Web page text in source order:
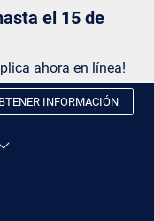
el 15 de
ahora en línea!
INFORMACIÓN